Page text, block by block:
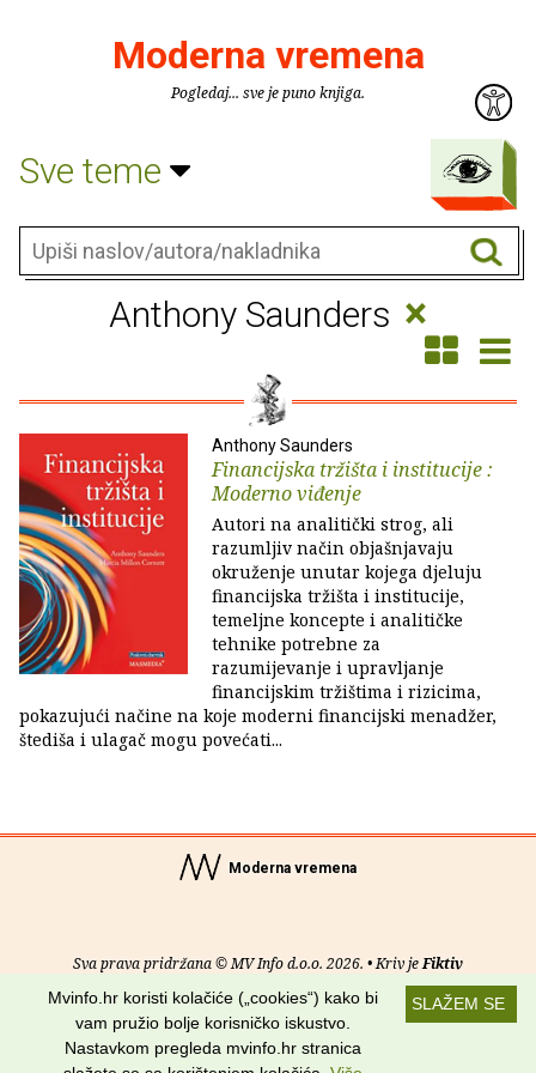
Moderna vremena
Pogledaj... sve je puno knjiga.
Sve teme
Anthony Saunders ×
Anthony Saunders
Financijska tržišta i institucije :
Moderno viđenje
Autori na analitički strog, ali
razumljiv način objašnjavaju
okruženje unutar kojega djeluju
financijska tržišta i institucije,
temeljne koncepte i analitičke
tehnike potrebne za
razumijevanje i upravljanje
financijskim tržištima i rizicima,
pokazujući načine na koje moderni financijski menadžer,
štediša i ulagač mogu povećati...
Moderna vremena
Sva prava pridržana © MV Info d.o.o. 2026. • Kriv jeFiktiv
Uvjeti korištenja RSS kanali
Potraži nas na:
SLAŽEM SE
Mvinfo.hr koristi kolačiće („cookies“) kako bi
vam pružio bolje korisničko iskustvo.
Nastavkom pregleda mvinfo.hr stranica